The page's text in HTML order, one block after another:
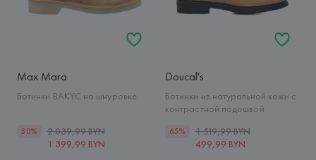
Max Mara
Ботинки BAKYC на шнуровке
30%
2 039,99 BYN
1 399,99 BYN
Doucal's
Ботинки из натуральной кожи с
контрастной подошвой
65%
1 519,99 BYN
499,99 BYN